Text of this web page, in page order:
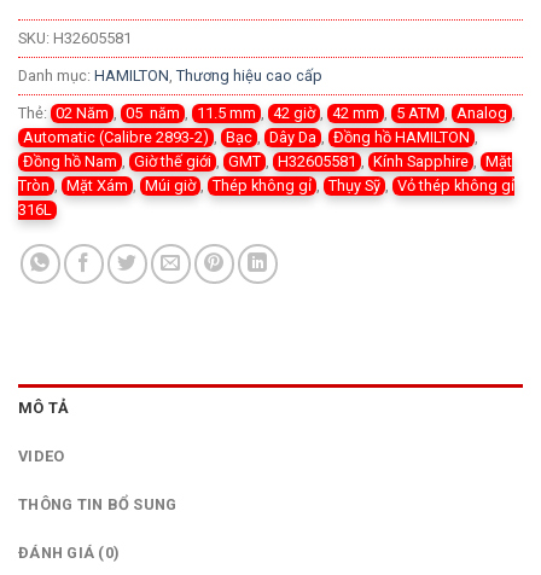
SKU: H32605581
Danh mục: HAMILTON, Thương hiệu cao cấp
Thẻ: 02 Năm , 05 năm , 11.5 mm , 42 giờ , 42 mm , 5 ATM , Analog ,
Automatic (Calibre 2893-2) , Bạc , Dây Da , Đồng hồ HAMILTON ,
Đồng hồ Nam , Giờ thế giới , GMT , H32605581 , Kính Sapphire , Mặt
Tròn , Mặt Xám , Múi giờ , Thép không gỉ , Thụy Sỹ , Vỏ thép không gỉ
316L
MÔ TẢ
VIDEO
THÔNG TIN BỔ SUNG
ĐÁNH GIÁ (0)